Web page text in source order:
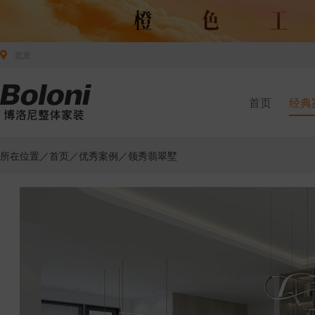
首页 经典
所在位置／首页 ／优秀案例 ／领秀翡翠墅